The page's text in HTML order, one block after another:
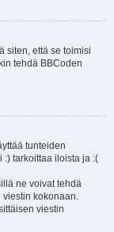
siten, että se toimisi
tehdä BBCoden
tunteiden
tarkoittaa iloista ja :(
ne voivat tehdä
viestin kokonaan.
viestin